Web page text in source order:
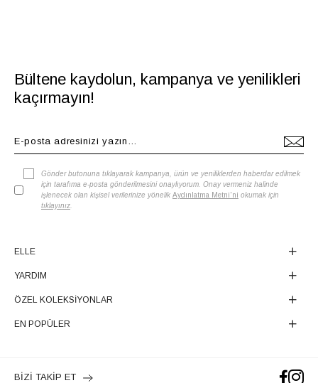
Bültene kaydolun, kampanya ve yenilikleri
kaçırmayın!
Gönder butonuna tıklayarak kampanya, ürün ve yeniliklerden haberdar edilmek
için tarafıma e-posta gönderilmesini onaylıyorum. Onay vermeniz halinde
işlenecek olan kişisel verilerinize yönelik Aydınlatma Metni'ni okumak için
tıklayınız
ELLE
YARDIM
ÖZEL KOLEKSİYONLAR
EN POPÜLER
BİZİ TAKİP ET